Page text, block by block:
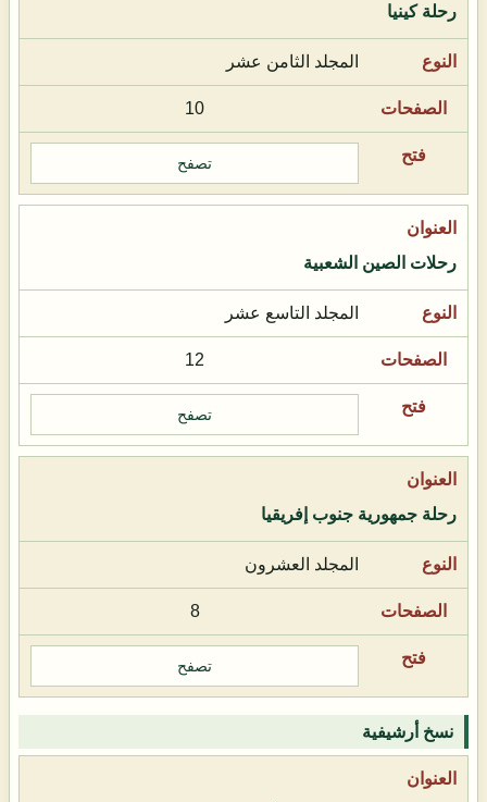
رحلة كينيا
المجلد الثامن عشر
10
تصفح
رحلات الصين الشعبية
المجلد التاسع عشر
12
تصفح
رحلة جمهورية جنوب إفريقيا
المجلد العشرون
8
تصفح
نسخ أرشيفية